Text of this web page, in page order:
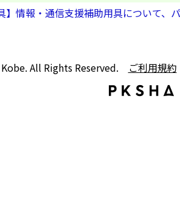
】情報・通信支援補助用具について
All Rights Reserved. ご利用規約